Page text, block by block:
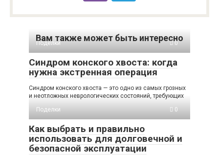
Вам также может быть интересно
Поделки 0
Синдром конского хвоста: когда
нужна экстренная операция
Синдром конского хвоста — это одно из самых грозных
и неотложных неврологических состояний, требующих
Поделки
0
Как выбрать и правильно
использовать для долговечной и
безопасной эксплуатации